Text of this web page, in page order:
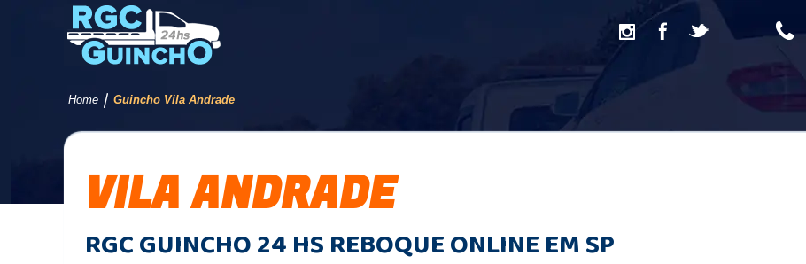
Home / Guincho Vila Andrade
VILA ANDRADE
RGC GUINCHO 24 HS REBOQUE ONLINE EM SP